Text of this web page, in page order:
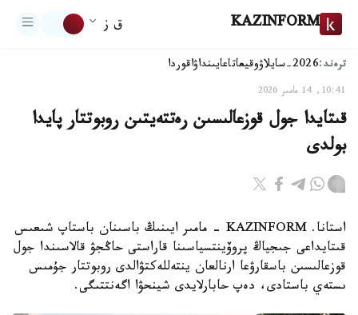
KAZINFORM ق ز
ترەند:2026-سايلاۋ وقيعاتاعايىنداۋاقوردا
10:41, 14 مامىر 2026
قىتايدا جول قوزعالىسىن رەتتەيتىن روبوتتار پايدا
بولدى
استانا. KAZINFORM - مامىر ايىنىڭ باسىنان باستاپ شىعىس
قىتايداعى جىجياڭ پروۆينتسياسىنا قاراستى حاڭجۋ قالاسىندا جول
قوزعالىسىن باسقارۋعا ارنالعان ينتەللەكتۋالدى روبوتتار جۇمىس
ىستەي باستادى، دەپ حابارلايدى شينحۋا اگەنتتىگى.